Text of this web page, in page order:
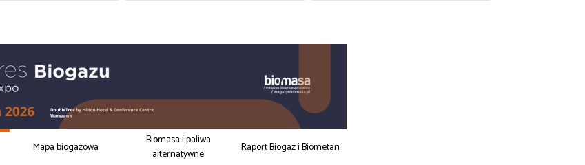
Mapa biogazowa
Biomasa i paliwa
alternatywne
Raport Biogaz i Biometan